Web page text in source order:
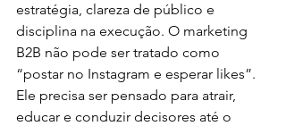
estratégia, clareza de público e
disciplina na execução. O marketing
B2B não pode ser tratado como
“postar no Instagram e esperar likes”.
Ele precisa ser pensado para atrair,
educar e conduzir decisores até o